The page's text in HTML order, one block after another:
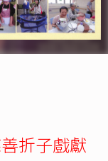
折子戲獻